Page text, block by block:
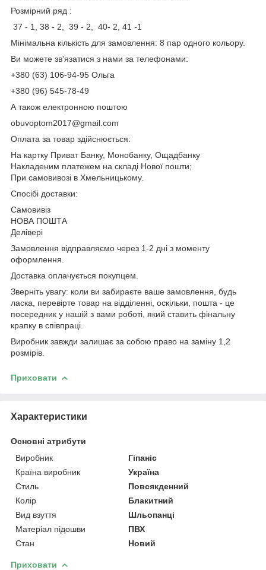
Розмірний ряд :
37 - 1, 38 - 2, 39 - 2, 40- 2, 41 -1
Мінімальна кількість для замовлення: 8 пар одного кольору.
Ви можете зв'язатися з нами за телефонами:
+380 (63) 106-94-95 Ольга
+380 (96) 545-78-49
А також електронною поштою
obuvoptom2017@gmail.com
Оплата за товар здійснюється:
На картку Приват Банку, Монобанку, Ощадбанку
Накладеним платежем на складі Нової пошти;
При самовивозі в Хмельницькому.
Спосібі доставки:
Самовивіз
НОВА ПОШТА
Делівері
Замовлення відправляємо через 1-2 дні з моменту
оформлення.
Доставка оплачується покупцем.
Зверніть увагу: коли ви забираєте ваше замовлення, будь
ласка, перевірте товар на відділенні, оскільки, пошта - це
посередник у нашій з вами роботі, який ставить фінальну
крапку в співпраці.
Виробник завжди залишає за собою право на заміну 1,2
розмірів.
Приховати
Характеристики
Основні атрибути
Виробник
Гіпаніс
Країна виробник
Україна
Стиль
Повсякденний
Колір
Блакитний
Вид взуття
Шльопанці
Матеріал підошви
ПВХ
Стан
Новий
Приховати